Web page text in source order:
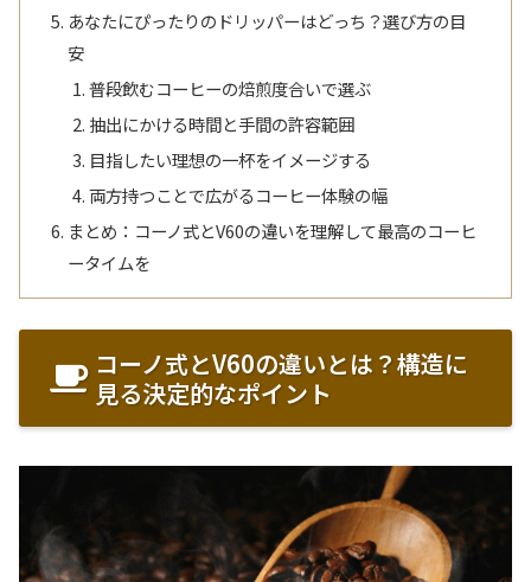
あなたにぴったりのドリッパーはどっち？選び方の目
安
普段飲むコーヒーの焙煎度合いで選ぶ
抽出にかける時間と手間の許容範囲
目指したい理想の一杯をイメージする
両方持つことで広がるコーヒー体験の幅
まとめ：コーノ式とV60の違いを理解して最高のコーヒ
ータイムを
コーノ式とV60の違いとは？構造に
見る決定的なポイント